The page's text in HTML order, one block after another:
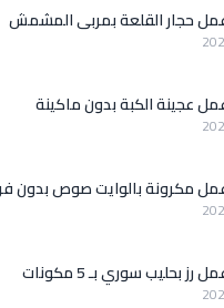
حجار القلعة بمربى المشمش
عجينة الكبة بدون ماكينة
مكرونة بالوايت صوص بدون
بحليب سوري بـ 5 مكونات